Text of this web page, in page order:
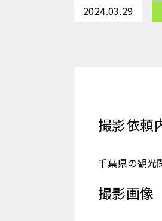
2024.03.29
撮影依頼
千葉県の観光
撮影画像